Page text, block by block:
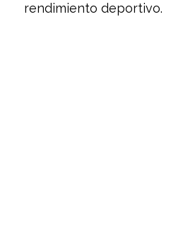
rendimiento deportivo.